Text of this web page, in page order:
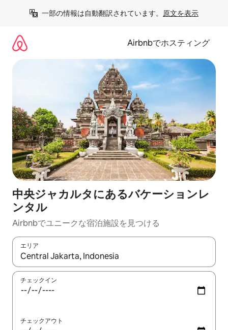
一部の情報は自動翻訳されています。 原文を表示
Airbnbでホスティング
中央ジャカルタにあるバケーションレ
ンタル
Airbnbでユニークな宿泊施設を見つける
エリア
検索結果が表示されたら、上下の矢印キーを使って移動するか
チェックイン
チェックアウト